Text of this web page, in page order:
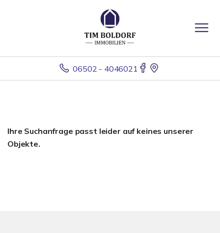
06502 - 4046021
Ihre Suchanfrage passt leider auf keines unserer
Objekte.